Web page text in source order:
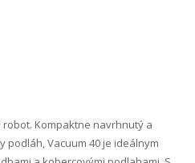
Kompaktne navrhnutý a
podláh, Vacuum 40 je ideálnym